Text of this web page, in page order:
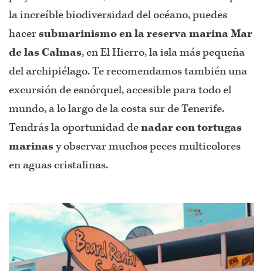
la increíble biodiversidad del océano, puedes
hacer submarinismo en la reserva marina Mar
de las Calmas, en El Hierro, la isla más pequeña
del archipiélago. Te recomendamos también una
excursión de esnórquel, accesible para todo el
mundo, a lo largo de la costa sur de Tenerife.
Tendrás la oportunidad denadar con tortugas
marinas y observar muchos peces multicolores
en aguas cristalinas.